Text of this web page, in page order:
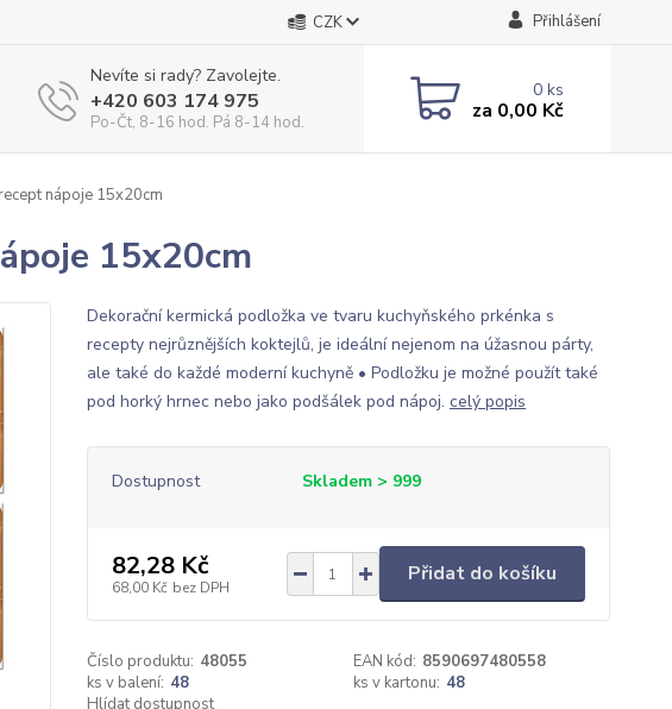
CZK Přihlášení
Nevíte si rady? Zavolejte.
+420 603 174 975
Po-Čt, 8-16 hod. Pá 8-14 hod.
0ks
za 0,00 Kč
nápoje 15x20cm
15x20cm
Dekorační kermická podložka ve tvaru kuchyňského prkénka s
recepty nejrůznějších koktejlů, je ideální nejenom na úžasnou párty,
ale také do každé moderní kuchyně • Podložku je možné použít také
pod horký hrnec nebo jako podšálek pod nápoj. celý popis
Dostupnost Skladem > 999
82,28 Kč
68,00 Kč bez DPH
Přidat do košíku
Číslo produktu: 48055 EAN kód: 8590697480558
ks v balení: 48 ks v kartonu: 48
Hlídat dostupnost